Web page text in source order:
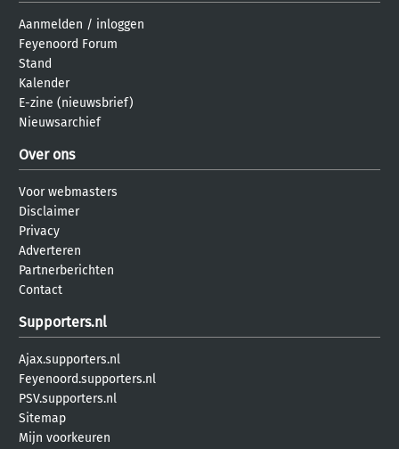
Aanmelden / inloggen
Feyenoord Forum
Stand
Kalender
E-zine (nieuwsbrief)
Nieuwsarchief
Over ons
Voor webmasters
Disclaimer
Privacy
Adverteren
Partnerberichten
Contact
Supporters.nl
Ajax.supporters.nl
Feyenoord.supporters.nl
PSV.supporters.nl
Sitemap
Mijn voorkeuren